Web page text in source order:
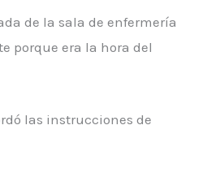
de la sala de enfermería
porque era la hora del
las instrucciones de